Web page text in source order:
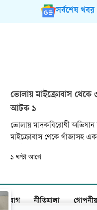
সর্বশেষ
ভোলায় মাইক্রোবাস থেকে
আটক ১
ভোলায় মাদকবিরোধী অভিযান
মাইক্রোবাস থেকে গাঁজাসহ
আজাদ মাঝি (৫০)। তিনি
১ ঘণ্টা আগে
নীতিমালা